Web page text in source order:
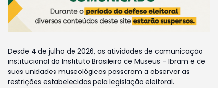
Desde 4 de julho de 2026, as atividades de comunicação
institucional do Instituto Brasileiro de Museus – Ibram e de
suas unidades museológicas passaram a observar as
restrições estabelecidas pela legislação eleitoral.